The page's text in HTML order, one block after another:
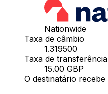
Nationwide
Taxa de câmbio
1.319500
Taxa de transferência
15.00 GBP
O destinatário recebe